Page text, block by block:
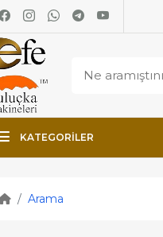
KATEGORILER
Arama